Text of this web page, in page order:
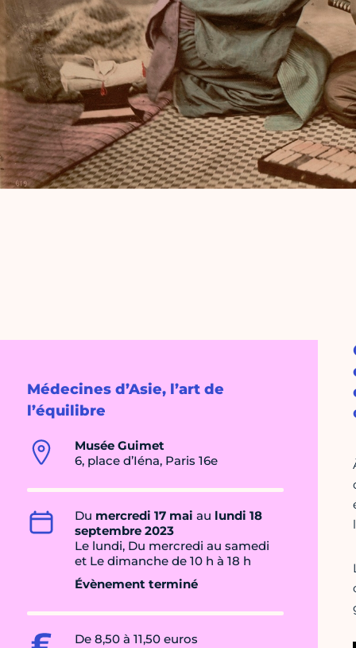
Médecines d’Asie, l’art de
l’équilibre
Musée Guimet
6, place d’Iéna, Paris 16e
Du mercredi 17 mai au lundi 18
septembre 2023
Le lundi, Du mercredi au samedi
et Le dimanche de 10 h à 18 h
Évènement terminé
De 8,50 à 11,50 euros